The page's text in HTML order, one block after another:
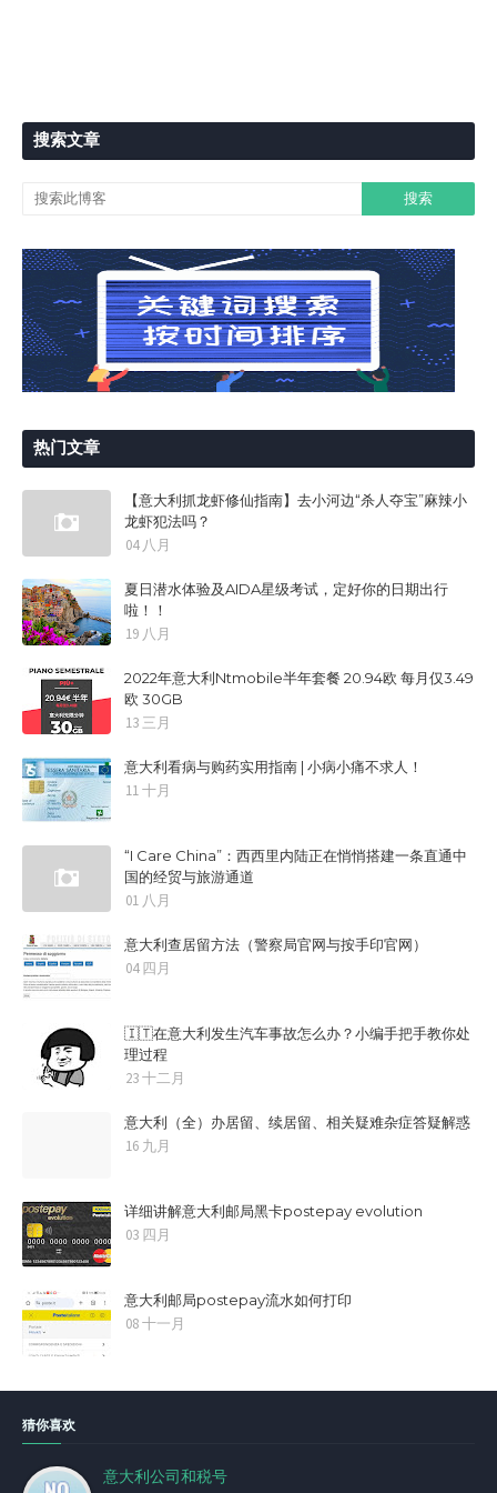
搜索文章
热门文章
【意大利抓龙虾修仙指南】去小河边“杀人夺宝”麻辣小
龙虾犯法吗？
04 八月
夏日潜水体验及AIDA星级考试，定好你的日期出行
啦！！
19 八月
2022年意大利Ntmobile半年套餐 20.94欧 每月仅3.49
欧 30GB
13 三月
意大利看病与购药实用指南 | 小病小痛不求人！
11 十月
“I Care China”：西西里内陆正在悄悄搭建一条直通中
国的经贸与旅游通道
01 八月
意大利查居留方法（警察局官网与按手印官网）
04 四月
🇮🇹在意大利发生汽车事故怎么办？小编手把手教你处
理过程
23 十二月
意大利（全）办居留、续居留、相关疑难杂症答疑解惑
16 九月
详细讲解意大利邮局黑卡postepay evolution
03 四月
意大利邮局postepay流水如何打印
08 十一月
猜你喜欢
意大利公司和税号